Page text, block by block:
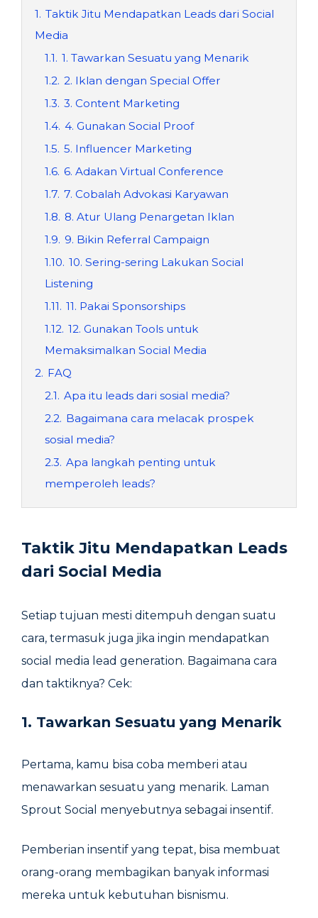
1. Taktik Jitu Mendapatkan Leads dari Social
Media
1.1. 1. Tawarkan Sesuatu yang Menarik
1.2. 2. Iklan dengan Special Offer
1.3. 3. Content Marketing
1.4. 4. Gunakan Social Proof
1.5. 5. Influencer Marketing
1.6. 6. Adakan Virtual Conference
1.7. 7. Cobalah Advokasi Karyawan
1.8. 8. Atur Ulang Penargetan Iklan
1.9. 9. Bikin Referral Campaign
1.10. 10. Sering-sering Lakukan Social
Listening
1.11. 11. Pakai Sponsorships
1.12. 12. Gunakan Tools untuk
Memaksimalkan Social Media
2. FAQ
2.1. Apa itu leads dari sosial media?
2.2. Bagaimana cara melacak prospek
sosial media?
2.3. Apa langkah penting untuk
memperoleh leads?
Taktik Jitu Mendapatkan Leads
dari Social Media
Setiap tujuan mesti ditempuh dengan suatu
cara, termasuk juga jika ingin mendapatkan
social media lead generation. Bagaimana cara
dan taktiknya? Cek:
1. Tawarkan Sesuatu yang Menarik
Pertama, kamu bisa coba memberi atau
menawarkan sesuatu yang menarik. Laman
Sprout Social menyebutnya sebagai insentif.
Pemberian insentif yang tepat, bisa membuat
orang-orang membagikan banyak informasi
mereka untuk kebutuhan bisnismu.